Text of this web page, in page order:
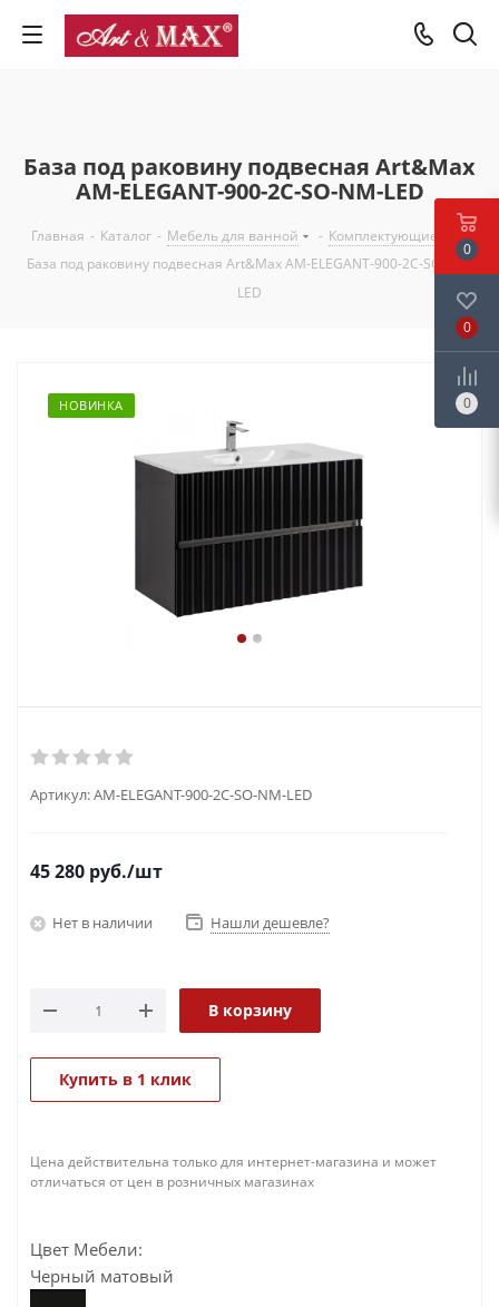
База под раковину подвесная Art&Max
AM-ELEGANT-900-2C-SO-NM-LED
Главная - Каталог - Мебель для ванной - Комплектующие
-
База под раковину подвесная Art&Max AM-ELEGANT-900-2C-SO-NM-
LED
НОВИНКА
Артикул:AM-ELEGANT-900-2C-SO-NM-LED
45 280 руб./шт
Нет в наличии Нашли дешевле?
В корзину
Купить в 1 клик
Цена действительна только для интернет-магазина и может
отличаться от цен в розничных магазинах
Цвет Мебели:
Черный матовый
0
0
0